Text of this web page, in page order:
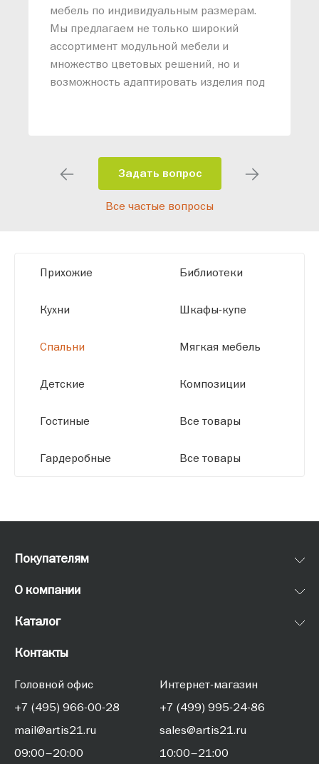
мебель по индивидуальным размерам.
Мы предлагаем не только широкий
ассортимент модульной мебели и
множество цветовых решений, но и
возможность адаптировать изделия под
помещения и личные пожелания.
Благодаря современному
высокотехнологичному оборудованию
размерам.
Задать вопрос
Все частые вопросы
Прихожие
Кухни
Спальни
Детские
Гостиные
Гардеробные
Библиотеки
Шкафы-купе
Мягкая мебель
Композиции
Все товары
Все товары
Покупателям
О компании
Каталог
Контакты
Головной офис
+7 (495) 966-00-28
mail@artis21.ru
09:00–20:00
Интернет-магазин
+7 (499) 995-24-86
sales@artis21.ru
10:00–21:00